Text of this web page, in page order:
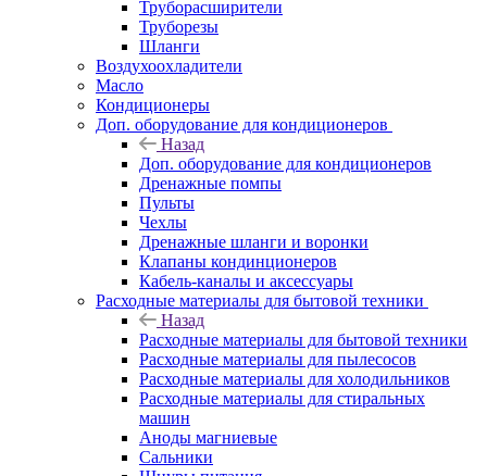
Труборасширители
Труборезы
Шланги
Воздухоохладители
Масло
Кондиционеры
Доп. оборудование для кондиционеров
Назад
Доп. оборудование для кондиционеров
Дренажные помпы
Пульты
Чехлы
Дренажные шланги и воронки
Клапаны кондинционеров
Кабель-каналы и аксессуары
Расходные материалы для бытовой техники
Назад
Расходные материалы для бытовой техники
Расходные материалы для пылесосов
Расходные материалы для холодильников
Расходные материалы для стиральных
машин
Аноды магниевые
Сальники